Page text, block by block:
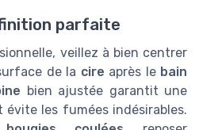
parfaite
veillez à bien centrer
de la cire après le bain
bien ajustée garantit une
les fumées indésirables.